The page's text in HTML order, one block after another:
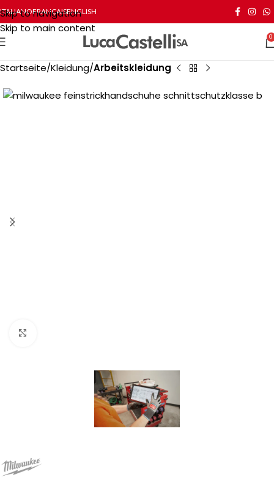
Skip to navigation
Skip to main content
ITALIANOFRANÇAISENGLISH
0
Startseite Kleidung Arbeitskleidung